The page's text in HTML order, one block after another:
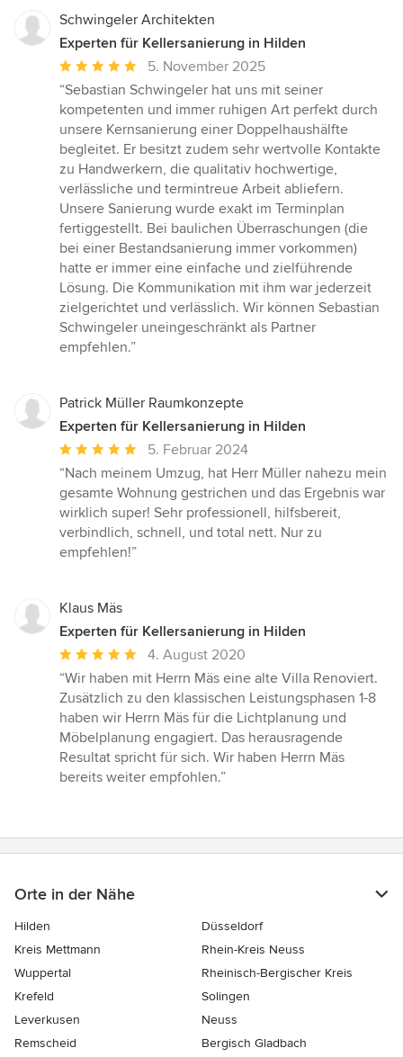
Schwingeler Architekten
Experten für Kellersanierung in Hilden
Durchschnittliche
Bewertung:
5
von
5
Sternen
5. November 2025
“Sebastian Schwingeler hat uns mit seiner
kompetenten und immer ruhigen Art perfekt durch
unsere Kernsanierung einer Doppelhaushälfte
begleitet. Er besitzt zudem sehr wertvolle Kontakte
zu Handwerkern, die qualitativ hochwertige,
verlässliche und termintreue Arbeit abliefern.
Unsere Sanierung wurde exakt im Terminplan
fertiggestellt. Bei baulichen Überraschungen (die
bei einer Bestandsanierung immer vorkommen)
hatte er immer eine einfache und zielführende
Lösung. Die Kommunikation mit ihm war jederzeit
zielgerichtet und verlässlich. Wir können Sebastian
Schwingeler uneingeschränkt als Partner
empfehlen.”
Patrick Müller Raumkonzepte
Experten für Kellersanierung in Hilden
Durchschnittliche
Bewertung:
5
von
5
Sternen
5. Februar 2024
“Nach meinem Umzug, hat Herr Müller nahezu mein
gesamte Wohnung gestrichen und das Ergebnis war
wirklich super! Sehr professionell, hilfsbereit,
verbindlich, schnell, und total nett. Nur zu
empfehlen!”
Klaus Mäs
Experten für Kellersanierung in Hilden
Durchschnittliche
Bewertung:
5
von
5
Sternen
4. August 2020
“Wir haben mit Herrn Mäs eine alte Villa Renoviert.
Zusätzlich zu den klassischen Leistungsphasen 1-8
haben wir Herrn Mäs für die Lichtplanung und
Möbelplanung engagiert. Das herausragende
Resultat spricht für sich. Wir haben Herrn Mäs
bereits weiter empfohlen.”
Orte in der Nähe
Hilden
Düsseldorf
Kreis Mettmann
Rhein-Kreis Neuss
Wuppertal
Rheinisch-Bergischer Kreis
Krefeld
Solingen
Leverkusen
Neuss
Remscheid
Bergisch Gladbach